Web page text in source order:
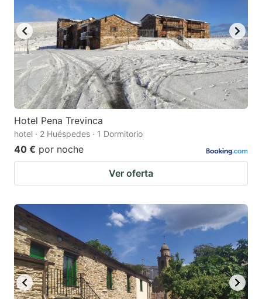
Hotel Pena Trevinca
hotel · 2 Huéspedes · 1 Dormitorio
40 € por noche
Ver oferta